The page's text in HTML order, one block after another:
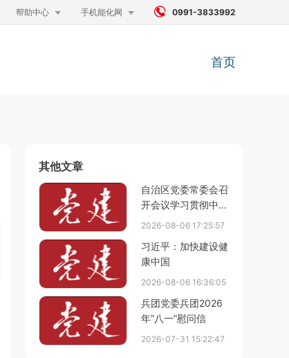
帮助中心  手机能化网   0991-3833992
首页
其他文章
自治区党委常委会召
开会议学习贯彻中共
中央政治局会议和习
精神 研究推进全面
从严治党和经济高质
量发展等工作陈小江
主持会议
2026-08-06 17:25:57
习近平：加快建设健
康中国
2026-08-06 16:36:05
兵团党委兵团2026
年“八一”慰问信
2026-07-31 15:22:47